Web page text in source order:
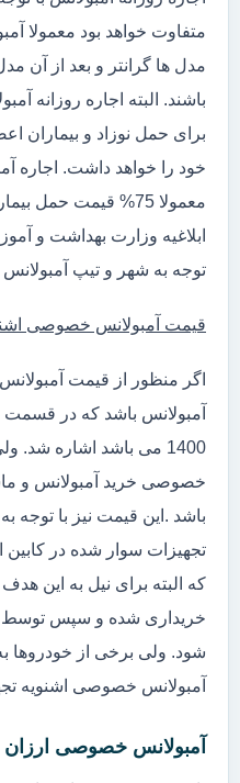
باشند. البته اجاره روزانه
برای حمل نوزاد و بیماران
خود را خواهد داشت. اجاره
معمولا 75% قیمت حمل
ابلاغیه وزارت بهداشت و
توجه به شهر و تیپ
قیمت آمبولانس خصوصی
اگر منظور از قیمت
آمبولانس باشد که در قسمت
1400 می باشد اشاره
خصوصی خرید آمبولانس و
باشد .این قیمت نیز با توجه
تجهیزات سوار شده در کابین
که البته برای نیل به این
خریداری شده و سپس توسط
شود. ولی برخی از
آمبولانس خصوصی اشنویه
آمبولانس خصوصی ارزان